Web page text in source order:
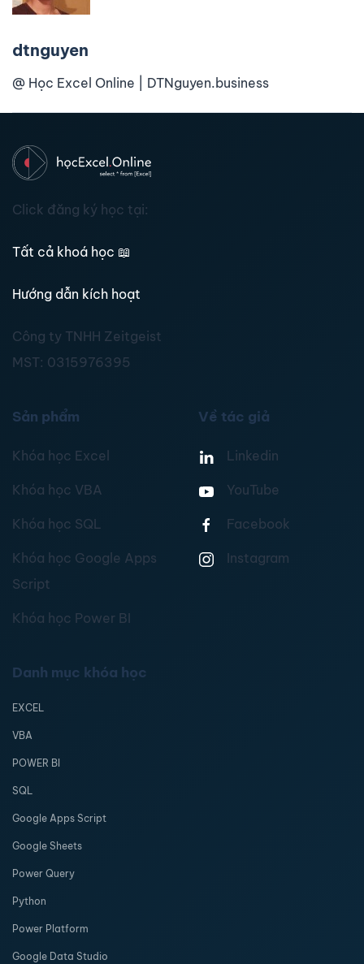
dtnguyen
@ Học Excel Online | DTNguyen.business
Click đăng ký học tại:
Tất cả khoá học 📖
Hướng dẫn kích hoạt
Công ty TNHH Zeitgeist
MST: 0315976395
Sản phẩm
Khóa học Excel
Khóa học VBA
Khóa học SQL
Khóa học Google Apps
Script
Khóa học Power BI
Về tác giả
Linkedin
YouTube
Facebook
Instagram
Danh mục khóa học
EXCEL
VBA
POWER BI
SQL
Google Apps Script
Google Sheets
Power Query
Python
Power Platform
Google Data Studio